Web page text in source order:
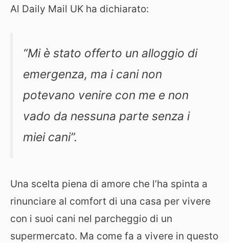
Al Daily Mail UK ha dichiarato:
“Mi è stato offerto un alloggio di
emergenza, ma i cani non
potevano venire con me e non
vado da nessuna parte senza i
miei cani”.
Una scelta piena di amore che l’ha spinta a
rinunciare al comfort di una casa per vivere
con i suoi cani nel parcheggio di un
supermercato. Ma come fa a vivere in questo